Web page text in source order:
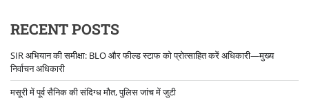
RECENT POSTS
SIR अभियान की समीक्षा: BLO और फील्ड स्टाफ को प्रोत्साहित करें अधिकारी—मुख्य
निर्वाचन अधिकारी
मसूरी में पूर्व सैनिक की संदिग्ध मौत, पुलिस जांच में जुटी